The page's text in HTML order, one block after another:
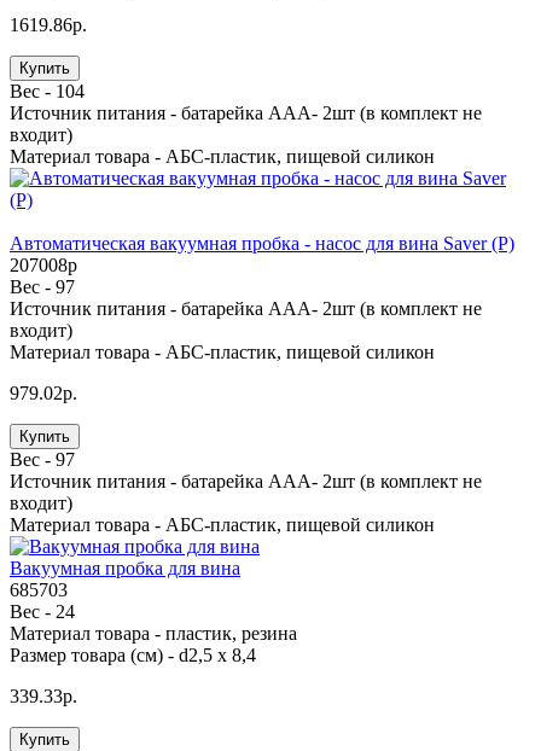
1619.86р.
Купить
Вес - 104
Источник питания - батарейка ААА- 2шт (в комплект не
входит)
Материал товара - АБС-пластик, пищевой силикон
Автоматическая вакуумная пробка - насос для вина Saver (Р)
207008p
Вес - 97
Источник питания - батарейка ААА- 2шт (в комплект не
входит)
Материал товара - АБС-пластик, пищевой силикон
979.02р.
Купить
Вес - 97
Источник питания - батарейка ААА- 2шт (в комплект не
входит)
Материал товара - АБС-пластик, пищевой силикон
Вакуумная пробка для вина
685703
Вес - 24
Материал товара - пластик, резина
Размер товара (см) - d2,5 х 8,4
339.33р.
Купить